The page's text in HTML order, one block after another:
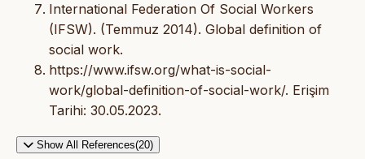
International Federation Of Social Workers
(IFSW). (Temmuz 2014). Global definition of
social work.
https://www.ifsw.org/what-is-social-
work/global-definition-of-social-work/. Erişim
Tarihi: 30.05.2023.
Show All References(20)